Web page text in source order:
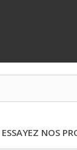
ESSAYEZ NOS